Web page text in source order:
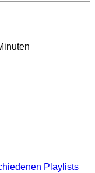
Playlists